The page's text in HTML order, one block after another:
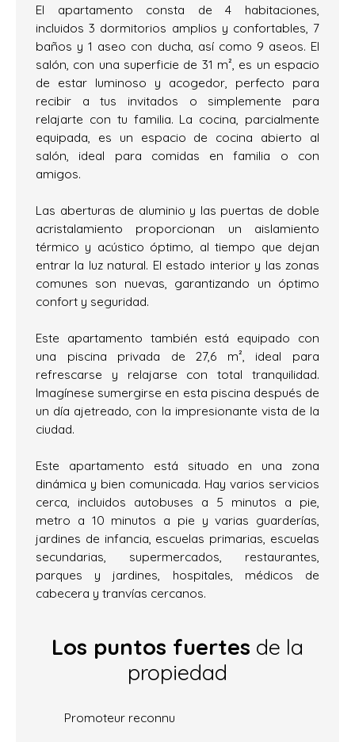
El apartamento consta de 4 habitaciones,
incluidos 3 dormitorios amplios y confortables, 7
baños y 1 aseo con ducha, así como 9 aseos. El
salón, con una superficie de 31 m², es un espacio
de estar luminoso y acogedor, perfecto para
recibir a tus invitados o simplemente para
relajarte con tu familia. La cocina, parcialmente
equipada, es un espacio de cocina abierto al
salón, ideal para comidas en familia o con
amigos.
Las aberturas de aluminio y las puertas de doble
acristalamiento proporcionan un aislamiento
térmico y acústico óptimo, al tiempo que dejan
entrar la luz natural. El estado interior y las zonas
comunes son nuevas, garantizando un óptimo
confort y seguridad.
Este apartamento también está equipado con
una piscina privada de 27,6 m², ideal para
refrescarse y relajarse con total tranquilidad.
Imagínese sumergirse en esta piscina después de
un día ajetreado, con la impresionante vista de la
ciudad.
Este apartamento está situado en una zona
dinámica y bien comunicada. Hay varios servicios
cerca, incluidos autobuses a 5 minutos a pie,
metro a 10 minutos a pie y varias guarderías,
jardines de infancia, escuelas primarias, escuelas
secundarias, supermercados, restaurantes,
parques y jardines, hospitales, médicos de
cabecera y tranvías cercanos.
Los puntos fuertes de la
propiedad
Promoteur reconnu